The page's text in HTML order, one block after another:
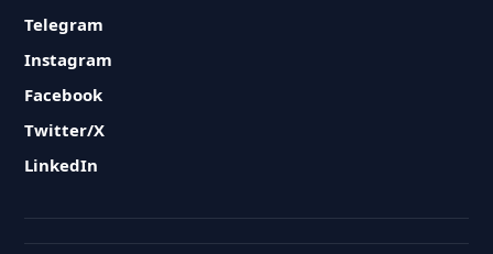
Telegram
Instagram
Facebook
Twitter/X
LinkedIn